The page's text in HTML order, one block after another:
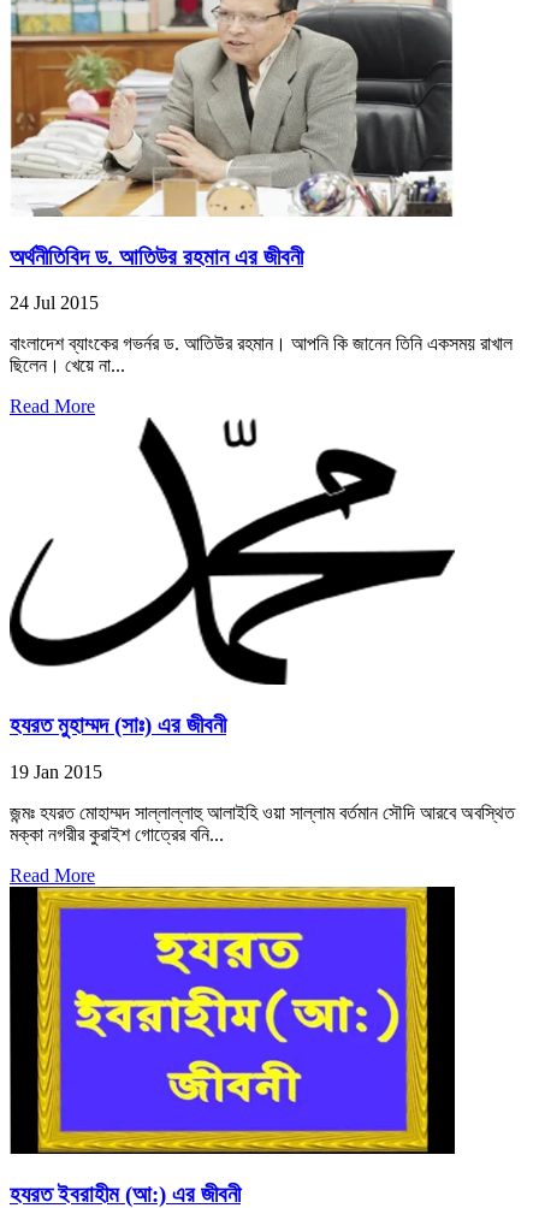
অর্থনীতিবিদ ড. আতিউর রহমান এর জীবনী
24 Jul 2015
বাংলাদেশ ব্যাংকের গভর্নর ড. আতিউর রহমান। আপনি কি জানেন তিনি একসময় রাখাল
ছিলেন। খেয়ে না...
Read More
হযরত মুহাম্মদ (সাঃ) এর জীবনী
19 Jan 2015
জন্মঃ হযরত মোহাম্মদ সাল্লাল্লাহু আলাইহি ওয়া সাল্লাম বর্তমান সৌদি আরবে অবস্থিত
মক্কা নগরীর কুরাইশ গোত্রের বনি...
Read More
হযরত ইবরাহীম (আ:) এর জীবনী